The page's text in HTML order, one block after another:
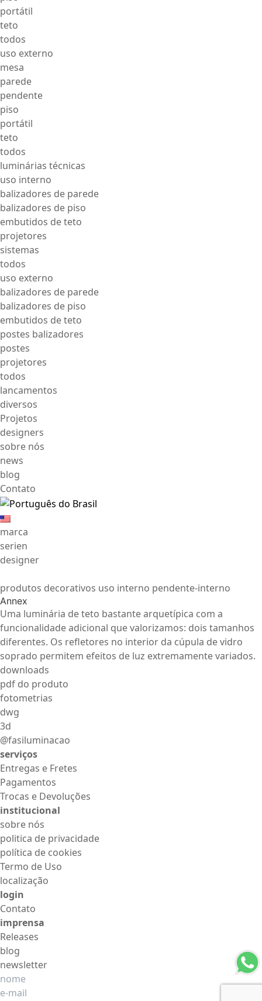
portátil
teto
todos
uso externo
mesa
parede
pendente
piso
portátil
teto
todos
luminárias técnicas
uso interno
balizadores de parede
balizadores de piso
embutidos de teto
projetores
sistemas
todos
uso externo
balizadores de parede
balizadores de piso
embutidos de teto
postes balizadores
postes
projetores
todos
lancamentos
diversos
Projetos
designers
sobre nós
news
blog
Contato
marca
serien
designer
produtos decorativos uso interno pendente-interno
Annex
Uma luminária de teto bastante arquetípica com a
funcionalidade adicional que valorizamos: dois tamanhos
diferentes. Os refletores no interior da cúpula de vidro
soprado permitem efeitos de luz extremamente variados.
downloads
pdf do produto
fotometrias
dwg
3d
@fasiluminacao
serviços
Entregas e Fretes
Pagamentos
Trocas e Devoluções
institucional
sobre nós
politica de privacidade
política de cookies
Termo de Uso
localização
login
Contato
imprensa
Releases
blog
newsletter